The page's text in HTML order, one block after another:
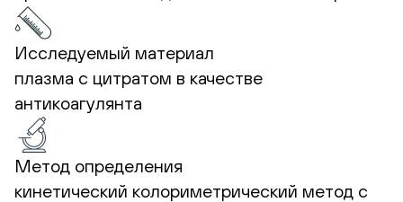
Исследуемый материал
плазма с цитратом в качестве
антикоагулянта
Метод определения
кинетический колориметрический метод с